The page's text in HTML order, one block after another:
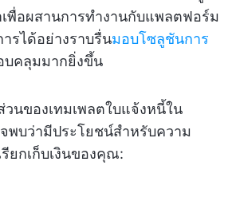
พื่อผสานการทำงานกับแพลตฟอร์ม
รได้อย่างราบรื่นมอบโซลูชันการ
บคลุมมากยิ่งขึ้น
วนของเทมเพลตใบแจ้งหนี้ใน
พบว่ามีประโยชน์สำหรับความ
ยกเก็บเงินของคุณ: